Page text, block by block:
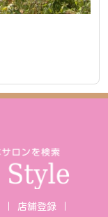
店舗登録